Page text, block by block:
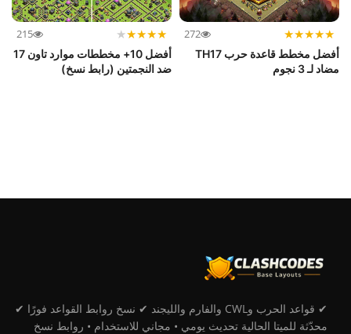
★
★
★
★
★
272
أفضل مخطط قاعدة حرب TH17
مضاد لـ 3 نجوم
★
★
★
★
★
215
أفضل 10+ مخططات موارد تاون 17
ضد النجمتين (رابط نسخ)
✔ قواعد الحرب وCWL والفارم والليجند ✔ نسخ روابط القواعد فورًا ✔
محدّثة للميتا الحالية تحديث يومي • مجاني للاستخدام • روابط نسخ